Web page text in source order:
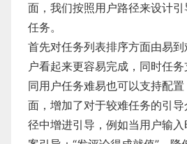
面，我们按照用户路径来设计
任务。
首先对任务列表排序方面由易
户看起来更容易完成，同时任
同用户任务难易也可以支持配
面，增加了对于较难任务的引
径中增进引导，例如当用户输